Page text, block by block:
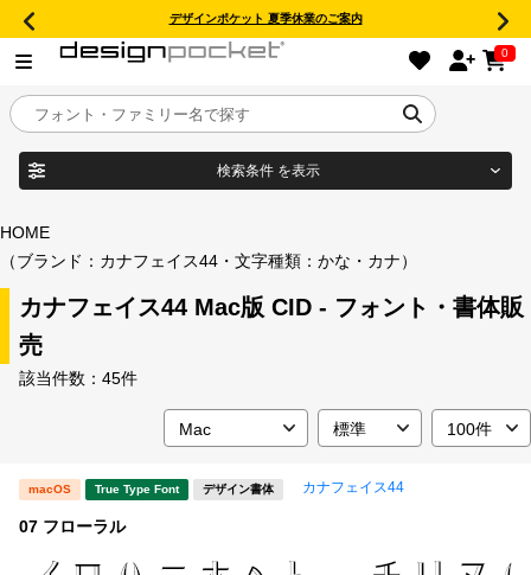
デザインポケット 夏季休業のご案内
0
目的別フォントガイド
特集
おすすめ
新着一覧
検索条件 を表示
商品名
タイプフェイス
角ゴシック
HOME
（ブランド：カナフェイス44・文字種類：かな・カナ）
カナフェイス44 Mac版 CID - フォント・書体販
売
該当件数： 45件
macOS True Type Font デザイン書体 カナフェイス44
07 フローラル